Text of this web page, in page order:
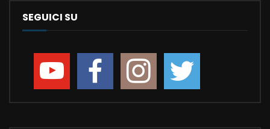
SEGUICI SU